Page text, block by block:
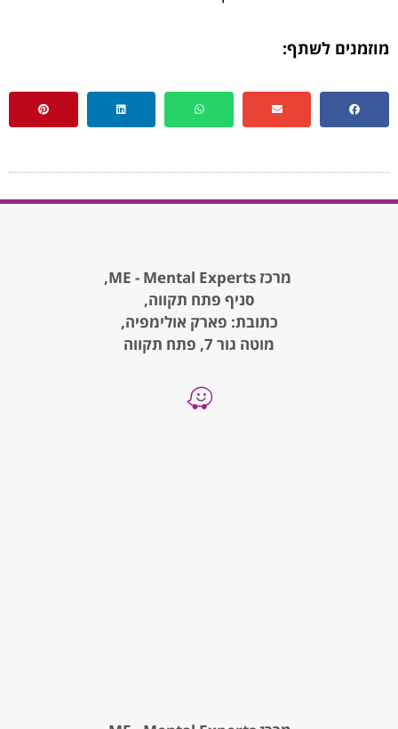
מוזמנים לשתף:
מרכז ME - Mental Experts,
סניף פתח תקווה,
כתובת: פארק אולימפיה,
מוטה גור 7, פתח תקווה